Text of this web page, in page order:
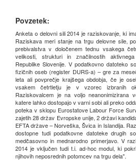
Povzetek:
Anketa o delovni sili 2014 je raziskovanje, ki
Raziskava meri stanje na trgu delovne sile,
prebivalstva v določenem tednu vsakega
velikosti, strukturi in značilnostih
Republike Slovenije. V podatkovno datoteko
fizičnih oseb (register DURS-a) – gre za
leta ali povprečje krajšega obdobja, če je
vsakem četrtletju je v vzorec izbranih
Raziskovalcem je na voljo neanonimizirana
katere lahko dostopajo v varni sobi ali preko
poteka v sklopu Eurostatove Labour Force
zajetih 28 držav Evropske unije, 2 državi
EFTA države – Norveška, Švica in Islandija.
dostopne tudi podatkovne datoteke drugih
medčasovno in mednarodno primerjavo. V
2014 je vključen tudi t.i. ad-hoc modul, ki
njihovih neposrednih potomcev na trgu dela".